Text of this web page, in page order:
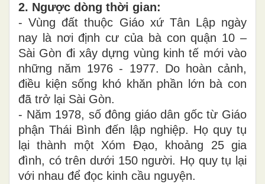
2. Ngược dòng thời gian:
- Vùng đất thuộc Giáo xứ Tân Lập ngày
nay là nơi định cư của bà con quận 10 –
Sài Gòn đi xây dựng vùng kinh tế mới vào
những năm 1976 - 1977. Do hoàn cảnh,
điều kiện sống khó khăn phần lớn bà con
đã trở lại Sài Gòn.
- Năm 1978, số đông giáo dân gốc từ Giáo
phận Thái Bình đến lập nghiệp. Họ quy tụ
lại thành một Xóm Đạo, khoảng 25 gia
đình, có trên dưới 150 người. Họ quy tụ lại
với nhau để đọc kinh cầu nguyện.